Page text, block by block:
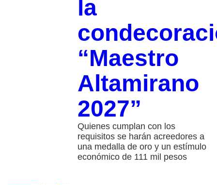
la
“Maestro
Altamirano
2027”
Quienes cumplan con los
requisitos se harán acreedores a
una medalla de oro y un estímulo
económico de 111 mil pesos